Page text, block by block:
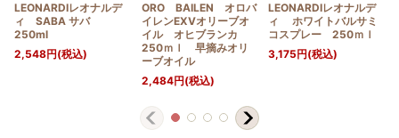
LEONARDIレオナルデ
ィ SABA サバ
250ml
2,548円(税込)
ORO BAILEN オロバ
イレンEXVオリーブオ
イル オヒブランカ
250ｍｌ 早摘みオリ
ーブオイル
2,484円(税込)
LEONARDIレオナルデ
ィ ホワイトバルサミ
コスプレー 250ｍｌ
3,175円(税込)